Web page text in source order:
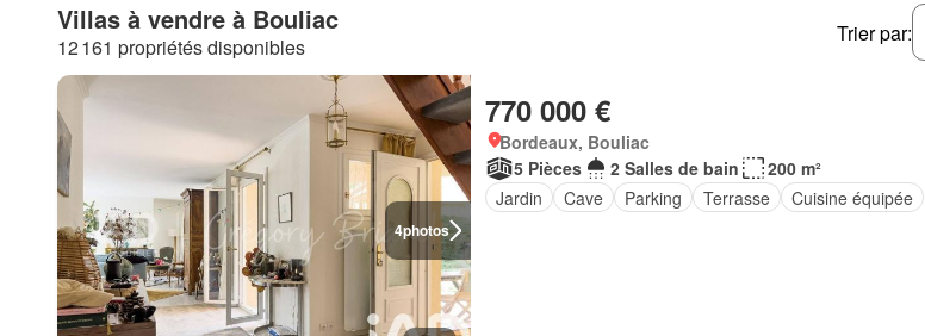
Villas à vendre à Bouliac
12 161 propriétés disponibles
Trier par:
4photos
770 000 €
Bordeaux, Bouliac
5 Pièces
2 Salles de bain
200 m²
Jardin
Cave Parking Terrasse Cuisine équipée